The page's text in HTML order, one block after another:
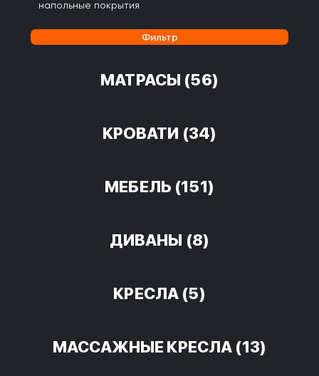
напольные покрытия
Фильтр
МАТРАСЫ (56)
КРОВАТИ (34)
МЕБЕЛЬ (151)
ДИВАНЫ (8)
КРЕСЛА (5)
МАССАЖНЫЕ КРЕСЛА (13)